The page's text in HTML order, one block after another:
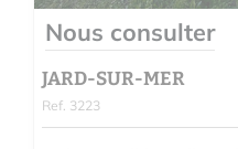
JARD-SUR-MER
Ref. 3223
Nous consulter